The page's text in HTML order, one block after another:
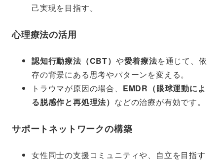
己実現を目指す。
心理療法の活用
認知行動療法（CBT） や愛着療法を通じて、依
存の背景にある思考やパターンを変える。
トラウマが原因の場合、 EMDR（眼球運動によ
る脱感作と再処理法） などの治療が有効です。
サポートネットワークの構築
女性同士の支援コミュニティや、自立を目指す